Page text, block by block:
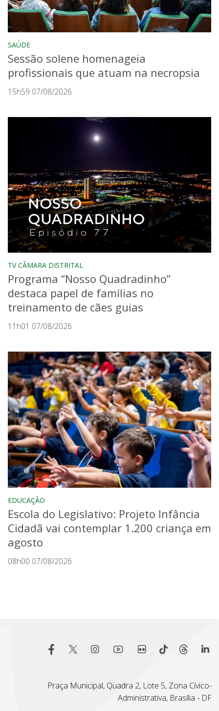
SAÚDE
Sessão solene homenageia
profissionais que atuam na necropsia
15h59 07/08/2026
TV CÂMARA DISTRITAL
Programa “Nosso Quadradinho”
destaca papel de famílias no
treinamento de cães guias
11h01 07/08/2026
EDUCAÇÃO
Escola do Legislativo: Projeto Infância
Cidadã vai contemplar 1.200 criança em
agosto
08h00 07/08/2026
Praça Municipal, Quadra 2, Lote 5, Zona Cívico-
Administrativa, Brasília - DF